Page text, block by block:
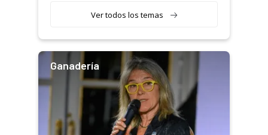
variedades que marcan un
salto tecnológico en genética y
Ver todos los temas
Ganadería